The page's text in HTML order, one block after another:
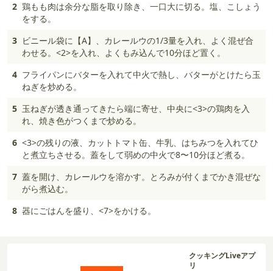
2 鶏もも肉は余分な脂を取り除き、一口大に切る。塩、こしょう
をする。
3 ビニール袋に【A】、カレールウの1/3量を入れ、よく混ぜ合
わせる。<2>を入れ、よくもみ込んで10分ほど置く。
4 フライパンにバターを入れて中火で熱し、バターがとけたら玉
ねぎを炒める。
5 玉ねぎが透き通ってきたら端に寄せ、中央に<3>の鶏肉を入
れ、焼き色がつくまで炒める。
6 <3>の残りの液、カットトマト缶、牛乳、はちみつを入れてひ
と煮立ちさせる。蓋をして弱めの中火で8〜10分ほど煮る。
7 蓋を開け、カレールウを溶かす。とろみが付くまでかき混ぜな
がら煮込む。
8 器にごはんを盛り、<7>をかける。
クッキングLiveアプ
リ